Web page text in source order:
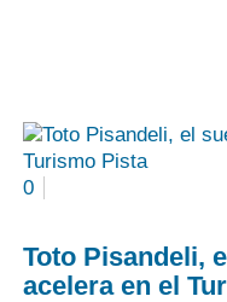
0
Toto Pisandeli,
acelera en el